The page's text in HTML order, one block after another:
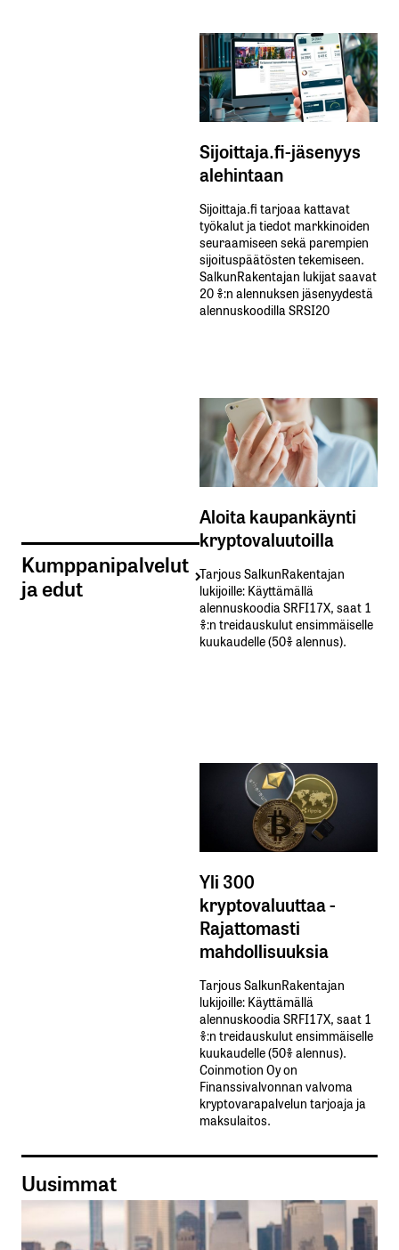
Kumppanipalvelut
ja edut
Sijoittaja.fi-jäsenyys
alehintaan
Sijoittaja.fi tarjoaa kattavat
työkalut ja tiedot markkinoiden
seuraamiseen sekä parempien
sijoituspäätösten tekemiseen.
SalkunRakentajan lukijat saavat
20 %:n alennuksen jäsenyydestä
alennuskoodilla SRSI20
Aloita kaupankäynti
kryptovaluutoilla
Tarjous SalkunRakentajan
lukijoille: Käyttämällä​ ​
alennuskoodia​ ​SRFI17X,​ ​saat​ ​1
%:n treidauskulut​ ​ensimmäiselle​ ​
kuukaudelle​ ​(50%​ ​alennus).
Yli 300
kryptovaluuttaa -
Rajattomasti
mahdollisuuksia
Tarjous SalkunRakentajan
lukijoille: Käyttämällä​ ​
alennuskoodia​ ​SRFI17X,​ ​saat​ ​1
%:n treidauskulut​ ​ensimmäiselle​ ​
kuukaudelle​ ​(50%​ ​alennus).
Coinmotion Oy on
Finanssivalvonnan valvoma
kryptovarapalvelun tarjoaja ja
maksulaitos.
Uusimmat